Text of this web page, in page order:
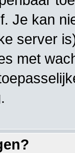
Je kan
server
met